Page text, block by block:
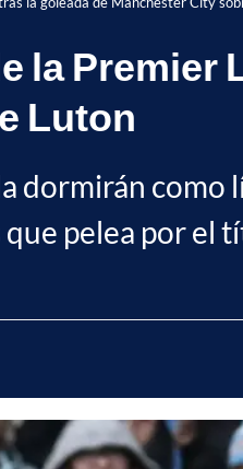
la Premier
Luton
dormirán como
pelea por el